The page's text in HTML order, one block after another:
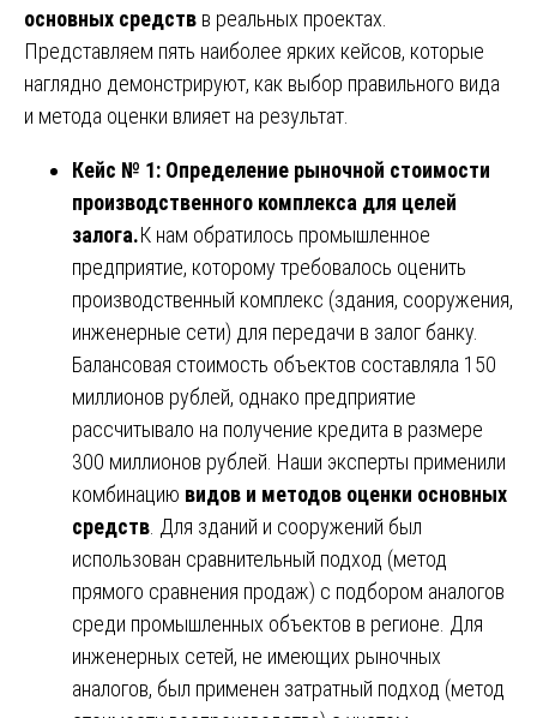
основных средств в реальных проектах.
Представляем пять наиболее ярких кейсов, которые
наглядно демонстрируют, как выбор правильного вида
и метода оценки влияет на результат.
Кейс № 1: Определение рыночной стоимости
производственного комплекса для целей
залога.К нам обратилось промышленное
предприятие, которому требовалось оценить
производственный комплекс (здания, сооружения,
инженерные сети) для передачи в залог банку.
Балансовая стоимость объектов составляла 150
миллионов рублей, однако предприятие
рассчитывало на получение кредита в размере
300 миллионов рублей. Наши эксперты применили
комбинацию видов и методов оценки основных
средств . Для зданий и сооружений был
использован сравнительный подход (метод
прямого сравнения продаж) с подбором аналогов
среди промышленных объектов в регионе. Для
инженерных сетей, не имеющих рыночных
аналогов, был применен затратный подход (метод